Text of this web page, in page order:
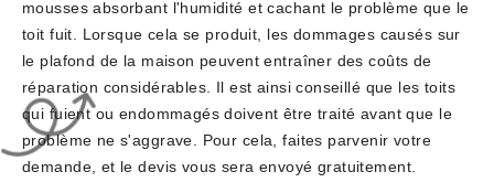
mousses absorbant l'humidité et cachant le problème que le
toit fuit. Lorsque cela se produit, les dommages causés sur
le plafond de la maison peuvent entraîner des coûts de
réparation considérables. Il est ainsi conseillé que les toits
qui fuient ou endommagés doivent être traité avant que le
problème ne s'aggrave. Pour cela, faites parvenir votre
demande, et le devis vous sera envoyé gratuitement.